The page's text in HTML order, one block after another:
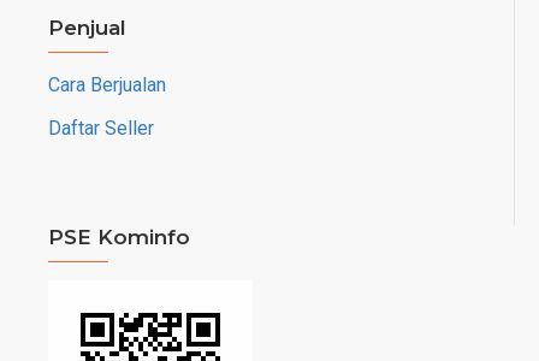
Penjual
Cara Berjualan
Daftar Seller
PSE Kominfo